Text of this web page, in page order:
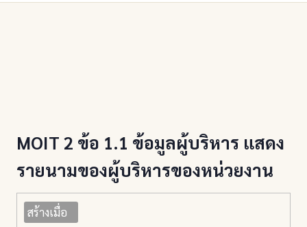
MOIT 2 ข้อ 1.1 ข้อมูลผู้บริหาร แสดง
รายนามของผู้บริหารของหน่วยงาน
สร้างเมื่อ